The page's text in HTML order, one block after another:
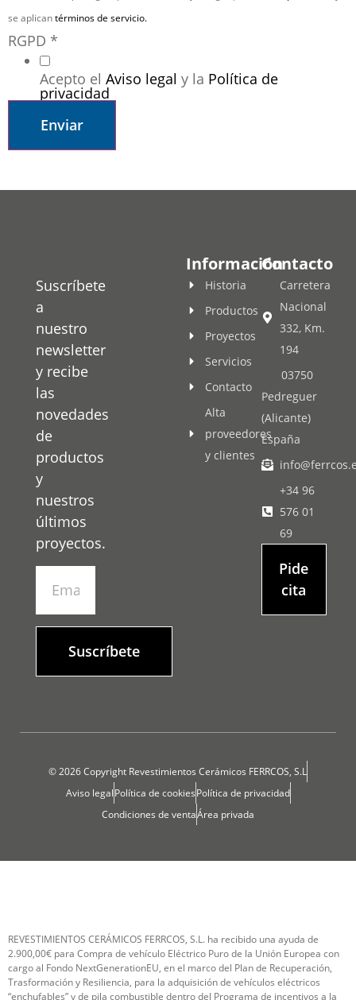
se aplicantérminos de servicio.
RGPD *
Acepto el Aviso legal y la Política de
privacidad
Enviar
Suscríbete
a
nuestro
newsletter
y recibe
las
novedades
de
productos
y
nuestros
últimos
proyectos.
Suscríbete
Información
Historia
Productos
Proyectos
Servicios
Contacto
Alta
proveedores
y clientes
Contacto
Carretera
Nacional
332, Km.
194
03750
Pedreguer
(Alicante)
España
+34 96
576 01
69
Pide
cita
© 2026 Copyright Revestimientos Cerámicos FERRCOS, S.L
Aviso legalPolítica de cookiesPolítica de privacidad
Condiciones de ventaÁrea privada
REVESTIMIENTOS CERÁMICOS FERRCOS, S.L. ha recibido una ayuda de
2.900,00€ para Compra de vehículo Eléctrico Puro de la Unión Europea con
cargo al Fondo NextGenerationEU, en el marco del Plan de Recuperación,
Trasformación y Resiliencia, para la adquisición de vehículos eléctricos
“enchufables” y de pila combustible dentro del Programa de incentivos a la